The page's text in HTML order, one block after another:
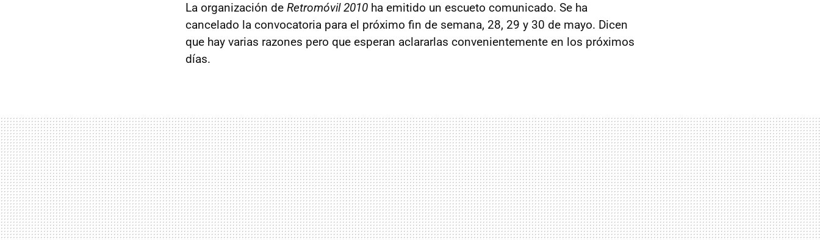
La organización de Retromóvil 2010 ha emitido un escueto comunicado. Se ha
cancelado la convocatoria para el próximo fin de semana, 28, 29 y 30 de mayo. Dicen
que hay varias razones pero que esperan aclararlas convenientemente en los próximos
días.